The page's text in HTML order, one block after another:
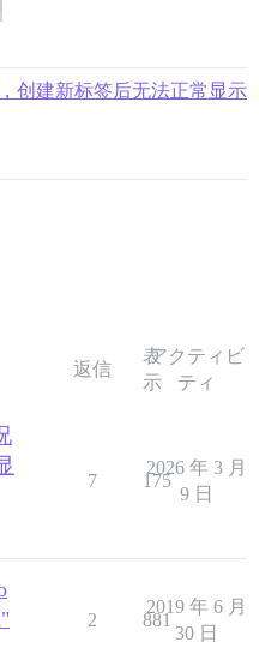
创建新标签后无法正常显示
返信
表
示
アクティビ
ティ
7 175
2026 年 3 月
9 日
2 881
2019 年 6 月
30 日